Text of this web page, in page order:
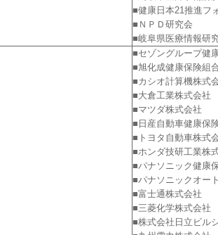
■健康日本21推進フ
■ＮＰＤ研究会
■岐阜県医療情報研
■セゾングループ健
■旭化成健康保険組
■カシオ計算機株式
■大倉工業株式会社
■マツダ株式会社
■日産自動車健康保
■トヨタ自動車株式
■ホンダ技研工業株
■パナソニック健康
■パナソニックオー
■富士通株式会社
■三菱化学株式会社
■株式会社日立ビル